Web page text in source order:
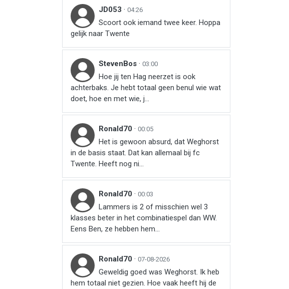
JD053 · 04:26
Scoort ook iemand twee keer. Hoppa
gelijk naar Twente
StevenBos · 03:00
Hoe jij ten Hag neerzet is ook
achterbaks. Je hebt totaal geen benul wie wat
doet, hoe en met wie, j...
Ronald70 · 00:05
Het is gewoon absurd, dat Weghorst
in de basis staat. Dat kan allemaal bij fc
Twente. Heeft nog ni...
Ronald70 · 00:03
Lammers is 2 of misschien wel 3
klasses beter in het combinatiespel dan WW.
Eens Ben, ze hebben hem...
Ronald70 · 07-08-2026
Geweldig goed was Weghorst. Ik heb
hem totaal niet gezien. Hoe vaak heeft hij de